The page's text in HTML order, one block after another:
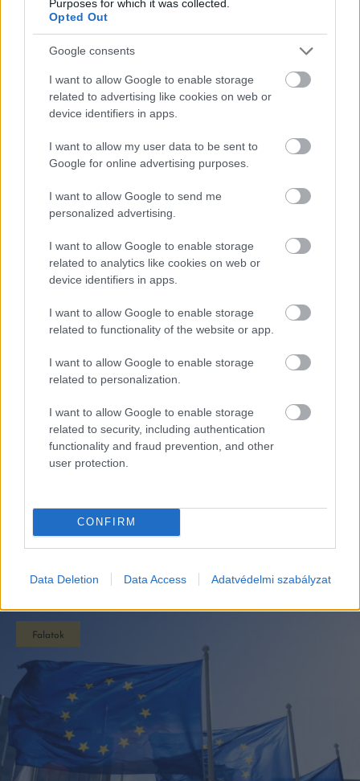
Purposes for which it was collected.
Opted Out
Google consents
I want to allow Google to enable storage
related to advertising like cookies on web or
device identifiers in apps.
I want to allow my user data to be sent to
Google for online advertising purposes.
I want to allow Google to send me
personalized advertising.
I want to allow Google to enable storage
related to analytics like cookies on web or
device identifiers in apps.
I want to allow Google to enable storage
related to functionality of the website or app.
I want to allow Google to enable storage
related to personalization.
I want to allow Google to enable storage
related to security, including authentication
functionality and fraud prevention, and other
user protection.
CONFIRM
Data Deletion Data Access Adatvédelmi szabályzat
Címlapfotó: Karo Kujanpaa / Unsplash
EZEK IS ÉRDEKELHETNEK
Falatok